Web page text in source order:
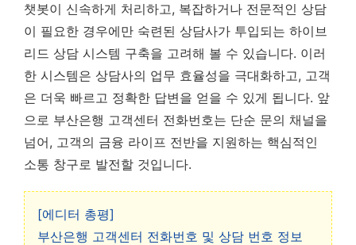
챗봇이 신속하게 처리하고, 복잡하거나 전문적인 상담
이 필요한 경우에만 숙련된 상담사가 투입되는 하이브
리드 상담 시스템 구축을 고려해 볼 수 있습니다. 이러
한 시스템은 상담사의 업무 효율성을 극대화하고, 고객
은 더욱 빠르고 정확한 답변을 얻을 수 있게 됩니다. 앞
으로 부산은행 고객센터 전화번호는 단순 문의 채널을
넘어, 고객의 금융 라이프 전반을 지원하는 핵심적인
소통 창구로 발전할 것입니다.
[에디터 총평]
부산은행 고객센터 전화번호 및 상담 번호 정보